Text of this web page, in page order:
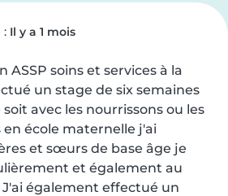
: Il y a 1 mois
ASSP soins et services à la
un stage de six semaines
avec les nourrissons ou les
école maternelle j'ai
et sœurs de base âge je
et également au
J'ai également effectué un